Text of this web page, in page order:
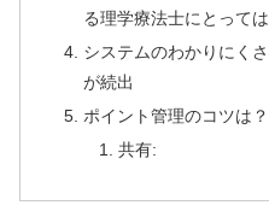
る理学療法士にとって
システムのわかりにく
が続出
ポイント管理のコツは？
共有: